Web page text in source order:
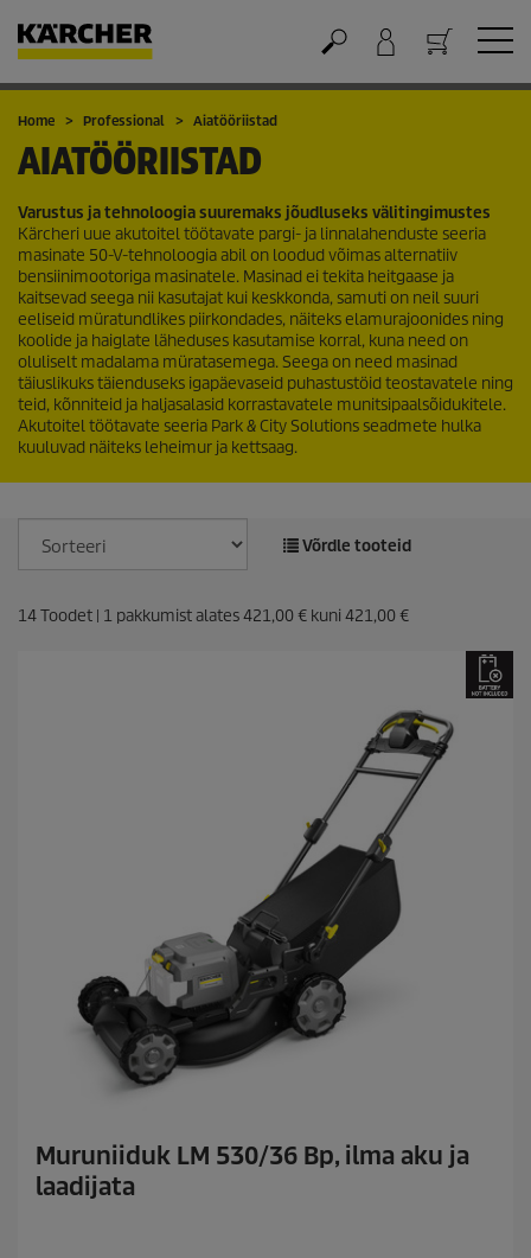
Ostukorv
Home Professional Aiatööriistad
AIATÖÖRIISTAD
Varustus ja tehnoloogia suuremaks jõudluseks välitingimustes
Kärcheri uue akutoitel töötavate pargi- ja linnalahenduste seeria
masinate 50-V-tehnoloogia abil on loodud võimas alternatiiv
bensiinimootoriga masinatele. Masinad ei tekita heitgaase ja
kaitsevad seega nii kasutajat kui keskkonda, samuti on neil suuri
eeliseid müratundlikes piirkondades, näiteks elamurajoonides ning
koolide ja haiglate läheduses kasutamise korral, kuna need on
oluliselt madalama müratasemega. Seega on need masinad
täiuslikuks täienduseks igapäevaseid puhastustöid teostavatele ning
teid, kõnniteid ja haljasalasid korrastavatele munitsipaalsõidukitele.
Akutoitel töötavate seeria Park & City Solutions seadmete hulka
kuuluvad näiteks leheimur ja kettsaag.
Võrdle tooteid
14Toodet | 1 pakkumist alates421,00 € kuni421,00 €
Muruniiduk LM 530/36 Bp, ilma aku ja
laadijata